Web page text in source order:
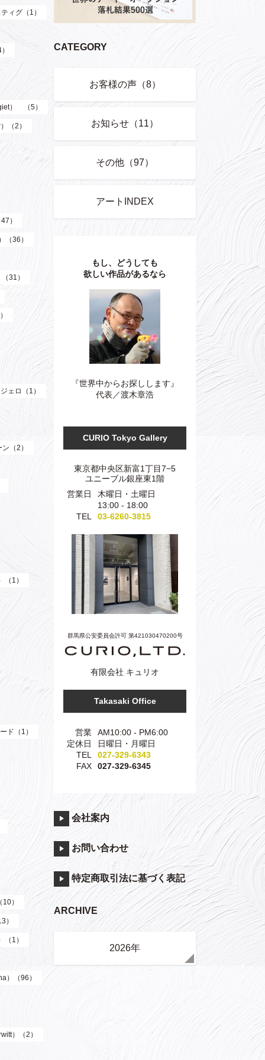
ィグ（1）
） （5）
（2）
）
（36）
31）
ェロ（1）
（2）
1）
ド（1）
）
）
1）
）（96）
）（2）
CATEGORY
お客様の声（8）
お知らせ（11）
その他（97）
アートINDEX
もし、どうしても
欲しい作品があるなら
『世界中からお探しします』
代表／渡木章浩
CURIO Tokyo Gallery
東京都中央区新富1丁目7−5
ユニーブル銀座東1階
営業日
木曜日・土曜日
13:00 - 18:00
TEL
03-6260-3815
群馬県公安委員会許可 第421030470200号
有限会社 キュリオ
Takasaki Office
営業
AM10:00 - PM6:00
定休日
日曜日・月曜日
TEL
027-329-6343
FAX
027-329-6345
会社案内
お問い合わせ
特定商取引法に基づく表記
ARCHIVE
2026年